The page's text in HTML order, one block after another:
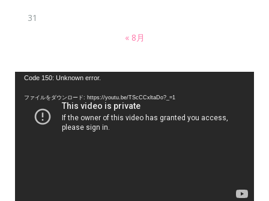
31
« 8月
Code 150: Unknown error.
ファイルをダウンロード: https://youtu.be/TScCCxltaDo?_=1